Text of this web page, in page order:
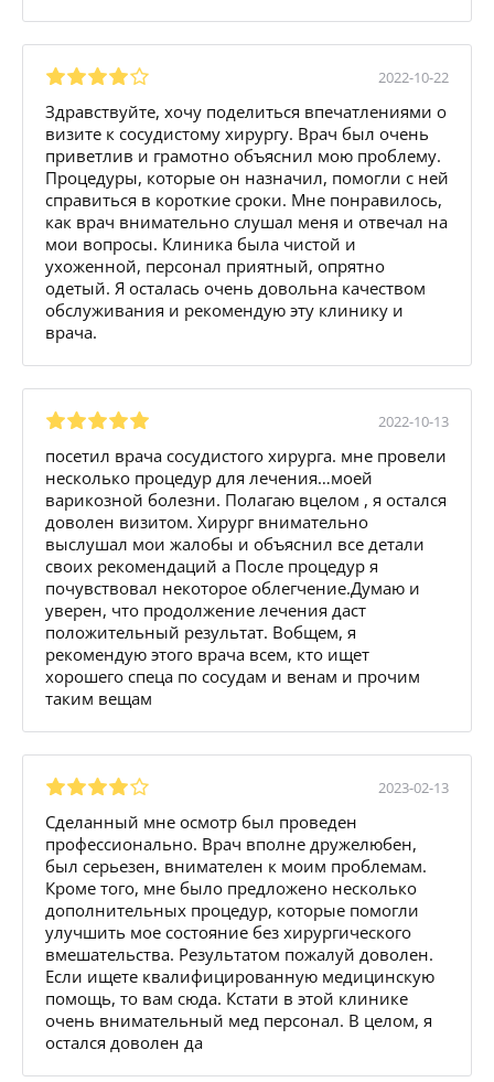
2022-10-22
Здравствуйте, хочу поделиться впечатлениями о
визите к сосудистому хирургу. Врач был очень
приветлив и грамотно объяснил мою проблему.
Процедуры, которые он назначил, помогли с ней
справиться в короткие сроки. Мне понравилось,
как врач внимательно слушал меня и отвечал на
мои вопросы. Клиника была чистой и
ухоженной, персонал приятный, опрятно
одетый. Я осталась очень довольна качеством
обслуживания и рекомендую эту клинику и
врача.
2022-10-13
посетил врача сосудистого хирурга. мне провели
несколько процедур для лечения…моей
варикозной болезни. Полагаю вцелом , я остался
доволен визитом. Хирург внимательно
выслушал мои жалобы и объяснил все детали
своих рекомендаций а После процедур я
почувствовал некоторое облегчение.Думаю и
уверен, что продолжение лечения даст
положительный результат. Вобщем, я
рекомендую этого врача всем, кто ищет
хорошего спеца по сосудам и венам и прочим
таким вещам
2023-02-13
Сделанный мне осмотр был проведен
профессионально. Врач вполне дружелюбен,
был серьезен, внимателен к моим проблемам.
Кроме того, мне было предложено несколько
дополнительных процедур, которые помогли
улучшить мое состояние без хирургического
вмешательства. Результатом пожалуй доволен.
Если ищете квалифицированную медицинскую
помощь, то вам сюда. Кстати в этой клинике
очень внимательный мед персонал. В целом, я
остался доволен да